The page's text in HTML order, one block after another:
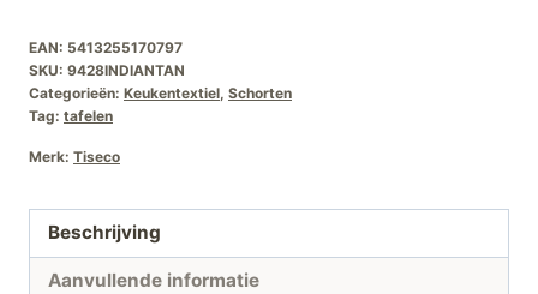
Indian
Tan
aantal
EAN: 5413255170797
SKU: 9428INDIANTAN
Categorieën: Keukentextiel, Schorten
Tag: tafelen
Merk: Tiseco
Beschrijving
Aanvullende informatie